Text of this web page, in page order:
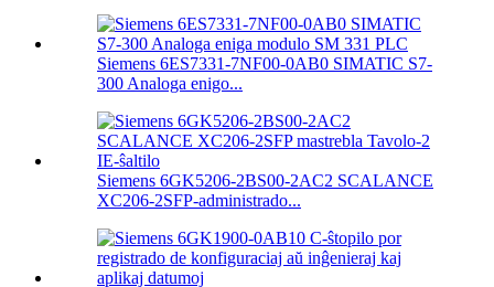
Siemens 6ES7331-7NF00-0AB0 SIMATIC S7-
300 Analoga enigo...
Siemens 6GK5206-2BS00-2AC2 SCALANCE
XC206-2SFP-administrado...